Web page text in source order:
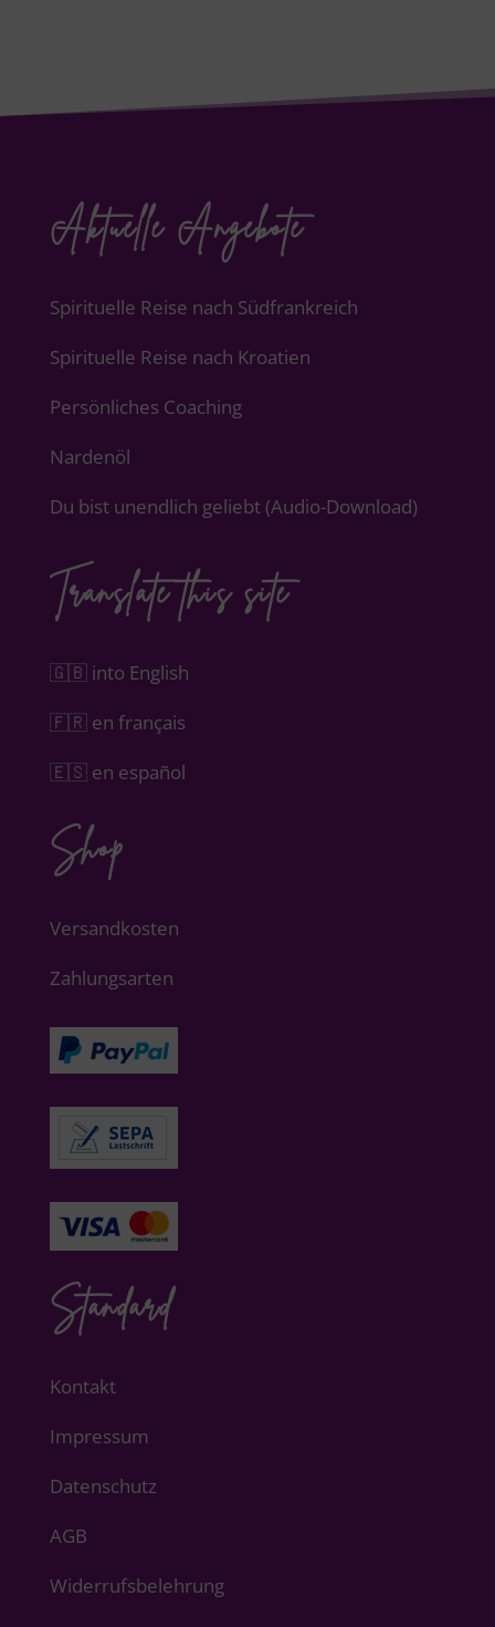
Aktuelle Angebote
Spirituelle Reise nach Südfrankreich
Spirituelle Reise nach Kroatien
Persönliches Coaching
Nardenöl
Du bist unendlich geliebt (Audio-Download)
Translate this site
🇬🇧 into English
🇫🇷 en français
🇪🇸 en español
Shop
Versandkosten
Zahlungsarten
Standard
Kontakt
Impressum
Datenschutz
AGB
Widerrufsbelehrung